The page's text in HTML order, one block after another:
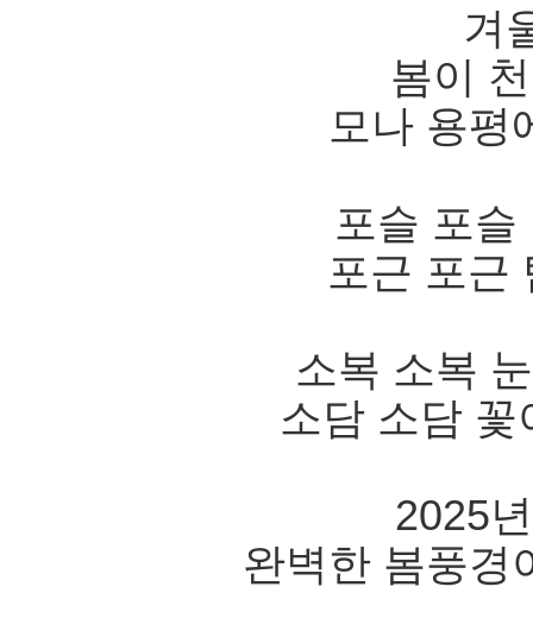
겨
봄이
모나 용평
포슬 포슬
포근 포근
소복 소복
소담 소담
2025
완벽한 봄풍경